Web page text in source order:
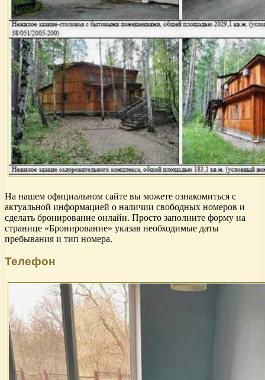
На нашем официальном сайте вы можете ознакомиться с
актуальной информацией о наличии свободных номеров и
сделать бронирование онлайн. Просто заполните форму на
странице «Бронирование» указав необходимые даты
пребывания и тип номера.
Телефон